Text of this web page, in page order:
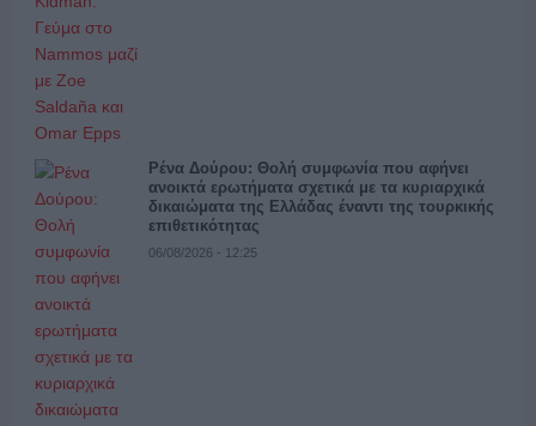
Ρένα Δούρου: Θολή συμφωνία που αφήνει
ανοικτά ερωτήματα σχετικά με τα κυριαρχικά
δικαιώματα της Ελλάδας έναντι της τουρκικής
επιθετικότητας
06/08/2026 - 12:25